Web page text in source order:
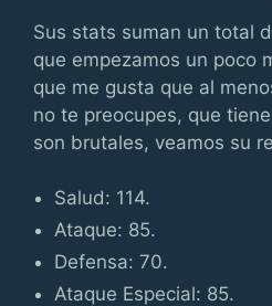
Sus stats suman un total
que empezamos un poco
que me gusta que al
no te preocupes, que
son brutales, veamos su
Salud: 114.
Ataque: 85.
Defensa: 70.
Ataque Especial: 85.